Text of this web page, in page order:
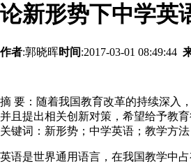
论新形势下中学英
作者:郭晓晖时间:2017-03-01 08:49:44
摘 要：随着我国教育改革的持续深入
并且提出相关创新对策，希望给予教育
关键词：新形势；中学英语；教学方
英语是世界通用语言，在我国教学中